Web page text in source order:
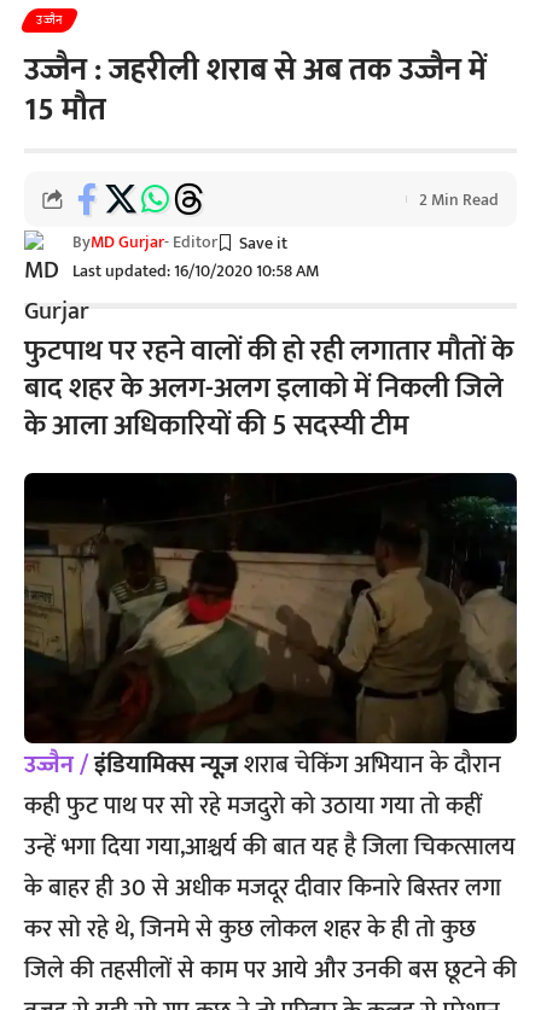
उज्जैन
उज्जैन : जहरीली शराब से अब तक उज्जैन में
15 मौत
Last updated: 16/10/2020 10:58 AM
ByMD Gurjar- Editor
2 Min Read
फुटपाथ पर रहने वालों की हो रही लगातार मौतों के
बाद शहर के अलग-अलग इलाको में निकली जिले
के आला अधिकारियों की 5 सदस्यी टीम
उज्जैन /इंडियामिक्स न्यूज़शराब चेकिंग अभियान के दौरान
कही फुट पाथ पर सो रहे मजदुरो को उठाया गया तो कहीं
उन्हें भगा दिया गया,आश्चर्य की बात यह है जिला चिकत्सालय
के बाहर ही 30 से अधीक मजदूर दीवार किनारे बिस्तर लगा
कर सो रहे थे, जिनमे से कुछ लोकल शहर के ही तो कुछ
जिले की तहसीलों से काम पर आये और उनकी बस छूटने की